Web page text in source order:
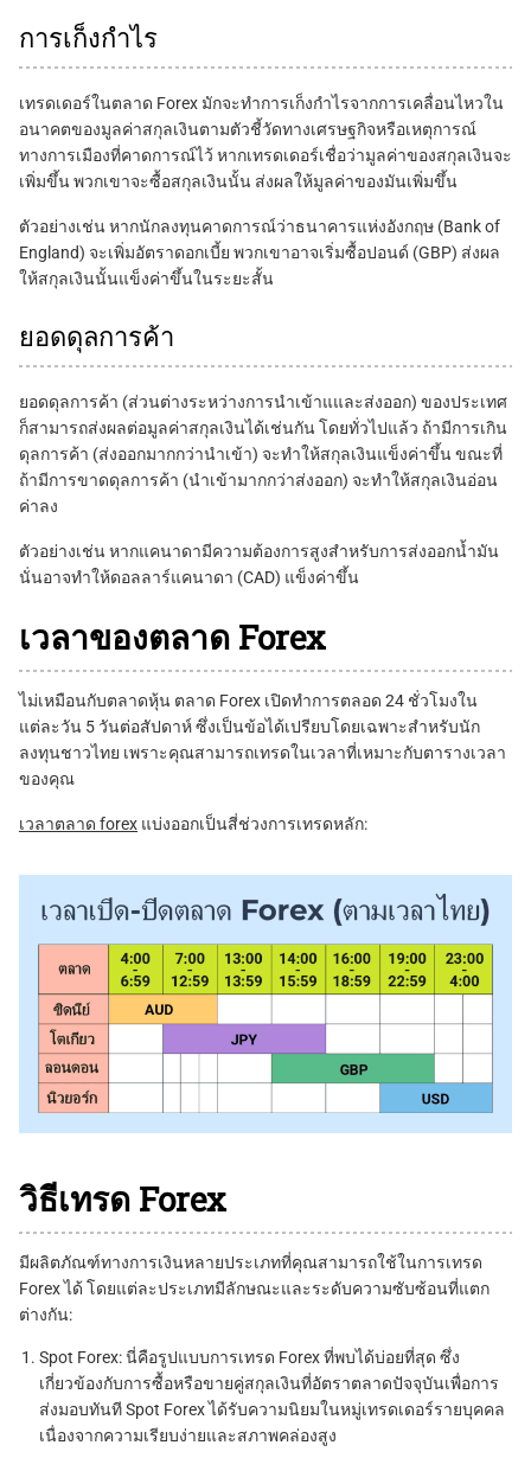
การเก็งกำไร
เทรดเดอร์ในตลาด Forex มักจะทำการเก็งกำไรจากการเคลื่อนไหวใน
อนาคตของมูลค่าสกุลเงินตามตัวชี้วัดทางเศรษฐกิจหรือเหตุการณ์
ทางการเมืองที่คาดการณ์ไว้ หากเทรดเดอร์เชื่อว่ามูลค่าของสกุลเงินจะ
เพิ่มขึ้น พวกเขาจะซื้อสกุลเงินนั้น ส่งผลให้มูลค่าของมันเพิ่มขึ้น
ตัวอย่างเช่น หากนักลงทุนคาดการณ์ว่าธนาคารแห่งอังกฤษ (Bank of
England) จะเพิ่มอัตราดอกเบี้ย พวกเขาอาจเริ่มซื้อปอนด์ (GBP) ส่งผล
ให้สกุลเงินนั้นแข็งค่าขึ้นในระยะสั้น
ยอดดุลการค้า
ยอดดุลการค้า (ส่วนต่างระหว่างการนำเข้าแและส่งออก) ของประเทศ
ก็สามารถส่งผลต่อมูลค่าสกุลเงินได้เช่นกัน โดยทั่วไปแล้ว ถ้ามีการเกิน
ดุลการค้า (ส่งออกมากกว่านำเข้า) จะทำให้สกุลเงินแข็งค่าขึ้น ขณะที่
ถ้ามีการขาดดุลการค้า (นำเข้ามากกว่าส่งออก) จะทำให้สกุลเงินอ่อน
ค่าลง
ตัวอย่างเช่น หากแคนาดามีความต้องการสูงสำหรับการส่งออกน้ำมัน
นั่นอาจทำให้ดอลลาร์แคนาดา (CAD) แข็งค่าขึ้น
เวลาของตลาด Forex
ไม่เหมือนกับตลาดหุ้น ตลาด Forex เปิดทำการตลอด 24 ชั่วโมงใน
แต่ละวัน 5 วันต่อสัปดาห์ ซึ่งเป็นข้อได้เปรียบโดยเฉพาะสำหรับนัก
ลงทุนชาวไทย เพราะคุณสามารถเทรดในเวลาที่เหมาะกับตารางเวลา
ของคุณ
เวลาตลาด forex แบ่งออกเป็นสี่ช่วงการเทรดหลัก:
วิธีเทรด Forex
มีผลิตภัณฑ์ทางการเงินหลายประเภทที่คุณสามารถใช้ในการเทรด
Forex ได้ โดยแต่ละประเภทมีลักษณะและระดับความซับซ้อนที่แตก
ต่างกัน:
Spot Forex: นี่คือรูปแบบการเทรด Forex ที่พบได้บ่อยที่สุด ซึ่ง
เกี่ยวข้องกับการซื้อหรือขายคู่สกุลเงินที่อัตราตลาดปัจจุบันเพื่อการ
ส่งมอบทันที Spot Forex ได้รับความนิยมในหมู่เทรดเดอร์รายบุคคล
เนื่องจากความเรียบง่ายและสภาพคล่องสูง